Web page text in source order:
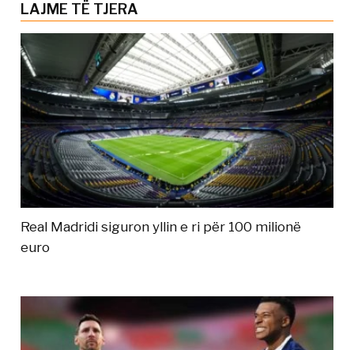
LAJME TË TJERA
Real Madridi siguron yllin e ri për 100 milionë
euro